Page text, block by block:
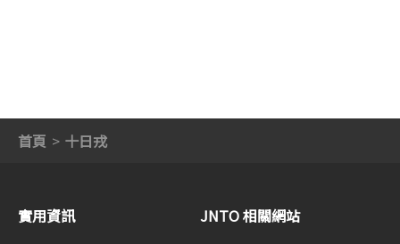
首頁 十日戎
實用資訊 JNTO 相關網站